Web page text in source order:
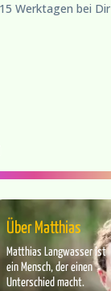
Werktagen bei Dir
Über Matthias
Matthias Langwasser ist
ein Mensch, der einen
Unterschied macht.